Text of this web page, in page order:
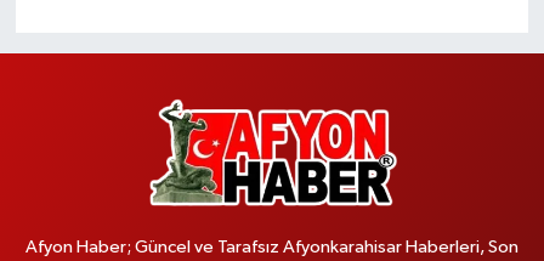
Afyon Haber; Güncel ve Tarafsız Afyonkarahisar Haberleri, Son